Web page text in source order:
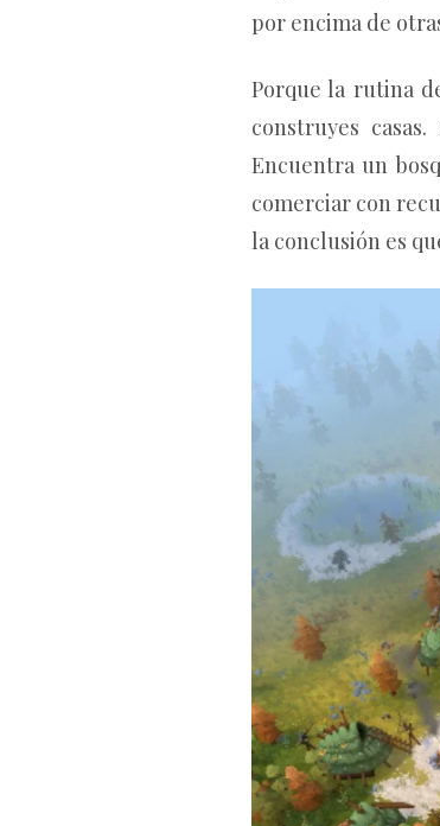
por encima de
Porque la rutina
construyes
Encuentra un
comerciar con
la conclusión es